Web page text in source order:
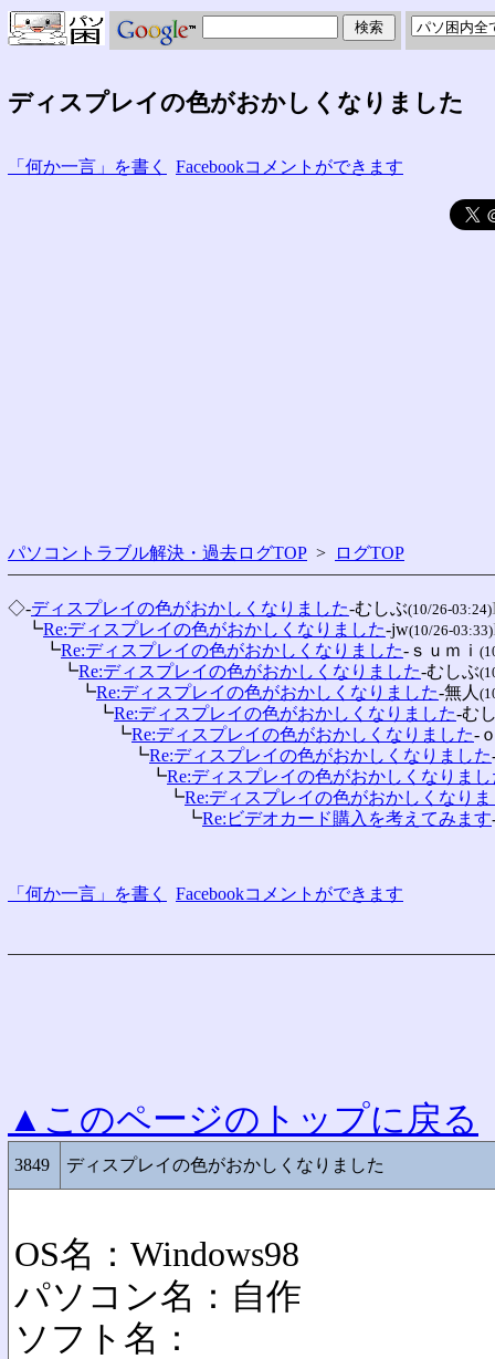
ディスプレイの色がおかしくなりました
「何か一言」を書く Facebookコメントができます
パソコントラブル解決・過去ログTOP > ログTOP
◇-ディスプレイの色がおかしくなりました-むしぶ(10/26-03:24)
┗Re:ディスプレイの色がおかしくなりました-jw(10/26-03:33)
┗Re:ディスプレイの色がおかしくなりました-ｓｕｍｉ
┗Re:ディスプレイの色がおかしくなりました-むしぶ
┗Re:ディスプレイの色がおかしくなりました-無人
┗Re:ディスプレイの色がおかしくなりました-む
┗Re:ディスプレイの色がおかしくなりました-
┗Re:ディスプレイの色がおかしくなりました
┗Re:ディスプレイの色がおかしくなりまし
┗Re:ディスプレイの色がおかしくなり
┗Re:ビデオカード購入を考えてみます
「何か一言」を書く Facebookコメントができます
▲このページのトップに戻る
3849 ディスプレイの色がおかしくなりました
OS名：Windows98
パソコン名：自作
ソフト名：